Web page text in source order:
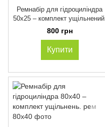
Ремнабір для гідроциліндра
50х25 – комплект ущільнений.
800 грн
Купити